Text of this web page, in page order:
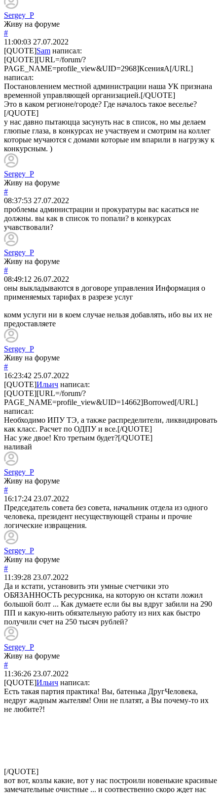
Sergey_P
Живу на форуме
#
11:00:03 27.07.2022
[QUOTE]Sam написал:
[QUOTE][URL=/forum/?
PAGE_NAME=profile_view&UID=2968]КсенияА[/URL]
написал:
Постановлением местной администрации наша УК признана
временной управляющей организацией.[/QUOTE]
Это в каком регионе/городе? Где началось такое веселье?
[/QUOTE]
у нас давно пытаюцца засунуть нас в список, но мы делаем
глюпые глаза, в конкурсах не участвуем и смотрим на коллег
которые мучаются с домами которые им впарили в нагрузку к
конкурсным. )
Sergey_P
Живу на форуме
#
08:37:53 27.07.2022
проблемы администрации и прокуратуры вас касаться не
должны. вы как в список то попали? в конкурсах
учавствовали?
Sergey_P
Живу на форуме
#
08:49:12 26.07.2022
оны выкладываются в договоре управления Информация о
применяемых тарифах в разрезе услуг
комм услуги ни в коем случае нельзя добавлять, ибо вы их не
предоставляете
Sergey_P
Живу на форуме
#
16:23:42 25.07.2022
[QUOTE]Ильич написал:
[QUOTE][URL=/forum/?
PAGE_NAME=profile_view&UID=14662]Borrowed[/URL]
написал:
Необходимо ИПУ ТЭ, а также распределители, ликвидировать
как класс. Расчет по ОДПУ и все.[/QUOTE]
Нас уже двое! Кто третьим будет?[/QUOTE]
наливай
Sergey_P
Живу на форуме
#
16:17:24 23.07.2022
Председатель совета без совета, начальник отдела из одного
человека, президент несуществующей страны и прочие
логические извращения.
Sergey_P
Живу на форуме
#
11:39:28 23.07.2022
Да и кстати, установить эти умные счетчики это
ОБЯЗАННОСТЬ ресурсника, на которую он кстати ложил
большой болт ... Как думаете если бы вы вдруг забили на 290
ПП и какую-нить обязательную работу из них как быстро
получили счет на 250 тысяч рублей?
Sergey_P
Живу на форуме
#
11:36:26 23.07.2022
[QUOTE]Ильич написал:
Есть такая партия практика! Вы, батенька ДругЧеловека,
недруг жадным жытелям! Они не платят, а Вы почему-то их
не любите?!
[/QUOTE]
вот вот, козлы какие, вот у нас построили новенькие красивые
замечательные очистные ... и соотвественно скоро ждет нас